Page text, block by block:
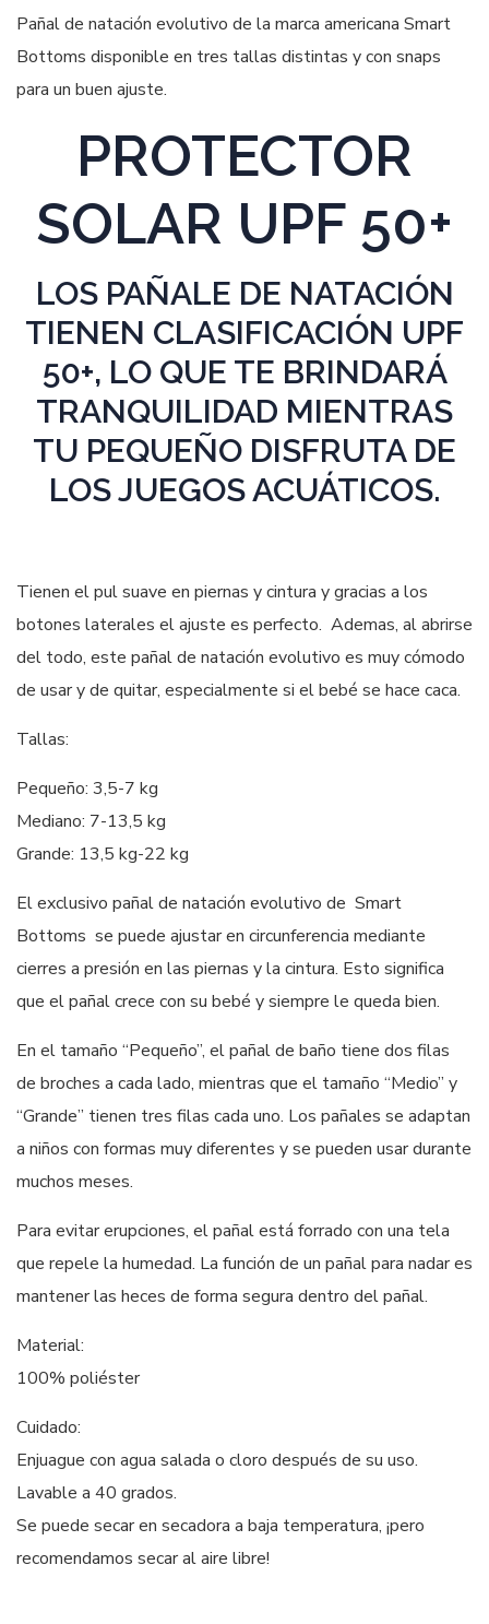
Pañal de natación evolutivo de la marca americana Smart
Bottoms disponible en tres tallas distintas y con snaps
para un buen ajuste.
PROTECTOR
SOLAR UPF 50+
LOS PAÑALE DE NATACIÓN
TIENEN CLASIFICACIÓN UPF
50+, LO QUE TE BRINDARÁ
TRANQUILIDAD MIENTRAS
TU PEQUEÑO DISFRUTA DE
LOS JUEGOS ACUÁTICOS.
Tienen el pul suave en piernas y cintura y gracias a los
botones laterales el ajuste es perfecto. Ademas, al abrirse
del todo, este pañal de natación evolutivo es muy cómodo
de usar y de quitar, especialmente si el bebé se hace caca.
Tallas:
Pequeño: 3,5-7 kg
Mediano: 7-13,5 kg
Grande: 13,5 kg-22 kg
El exclusivo pañal de natación evolutivo de Smart
Bottoms se puede ajustar en circunferencia mediante
cierres a presión en las piernas y la cintura. Esto significa
que el pañal crece con su bebé y siempre le queda bien.
En el tamaño “Pequeño”, el pañal de baño tiene dos filas
de broches a cada lado, mientras que el tamaño “Medio” y
“Grande” tienen tres filas cada uno. Los pañales se adaptan
a niños con formas muy diferentes y se pueden usar durante
muchos meses.
Para evitar erupciones, el pañal está forrado con una tela
que repele la humedad. La función de un pañal para nadar es
mantener las heces de forma segura dentro del pañal.
Material:
100% poliéster
Cuidado:
Enjuague con agua salada o cloro después de su uso.
Lavable a 40 grados.
Se puede secar en secadora a baja temperatura, ¡pero
recomendamos secar al aire libre!